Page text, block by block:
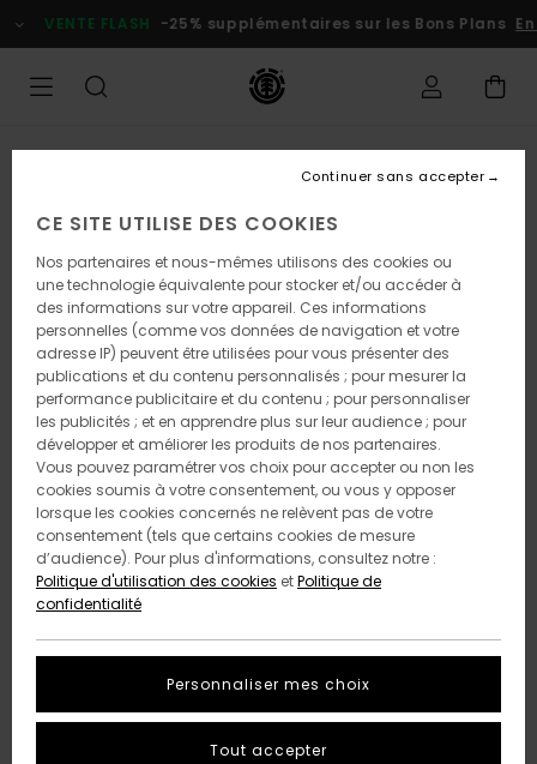
l'information
VENTE FLASH -25% supplémentaires sur les Bons Plans En
CE SITE UTILISE DES COOKIES
Nos partenaires et nous-mêmes utilisons des cookies ou
une technologie équivalente pour stocker et/ou accéder à
des informations sur votre appareil. Ces informations
personnelles (comme vos données de navigation et votre
adresse IP) peuvent être utilisées pour vous présenter des
publications et du contenu personnalisés ; pour mesurer la
performance publicitaire et du contenu ; pour personnaliser
les publicités ; et en apprendre plus sur leur audience ; pour
développer et améliorer les produits de nos partenaires.
Vous pouvez paramétrer vos choix pour accepter ou non les
cookies soumis à votre consentement, ou vous y opposer
lorsque les cookies concernés ne relèvent pas de votre
consentement (tels que certains cookies de mesure
d’audience). Pour plus d'informations, consultez notre :
Politique d'utilisation des cookies etPolitique de
confidentialité
Personnaliser mes choix
Continuer sans accepter
Tout accepter